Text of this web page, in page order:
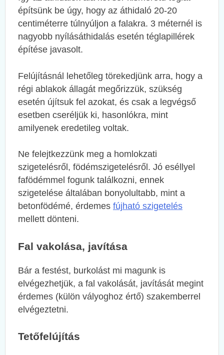
építsünk be úgy, hogy az áthidaló 20-20
centiméterre túlnyúljon a falakra. 3 méternél is
nagyobb nyílásáthidalás esetén téglapillérek
építése javasolt.
Felújításnál lehetőleg törekedjünk arra, hogy a
régi ablakok állagát megőrizzük, szükség
esetén újítsuk fel azokat, és csak a legvégső
esetben cseréljük ki, hasonlókra, mint
amilyenek eredetileg voltak.
Ne felejtkezzünk meg a homlokzati
szigetelésről, födémszigetelésről. Jó eséllyel
fafödémmel fogunk találkozni, ennek
szigetelése általában bonyolultabb, mint a
betonfödémé, érdemes fújható szigetelés
mellett dönteni.
Fal vakolása, javítása
Bár a festést, burkolást mi magunk is
elvégezhetjük, a fal vakolását, javítását megint
érdemes (külön vályoghoz értő) szakemberrel
elvégeztetni.
Tetőfelújítás